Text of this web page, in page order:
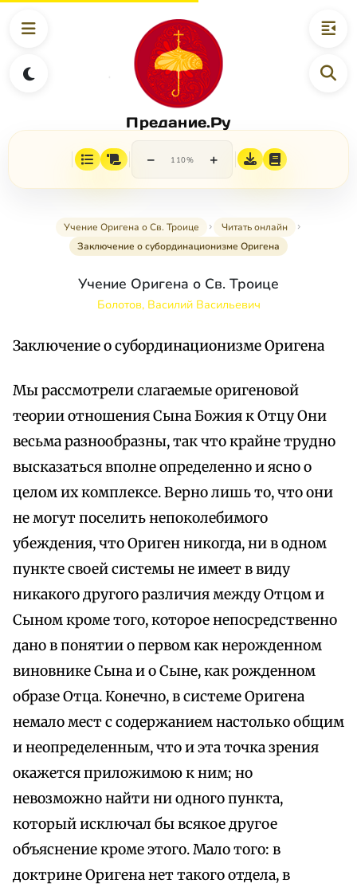
Предание.Ру
− 110% +
Учение Оригена о Св. Троице
Читать онлайн
Заключение о субординационизме Оригена
Учение Оригена о Св. Троице
Болотов, Василий Васильевич
Заключение о субординационизме Оригена
Мы рассмотрели слагаемые оригеновой
теории отношения Сына Божия к Отцу Они
весьма разнообразны, так что крайне трудно
высказаться вполне определенно и ясно о
целом их комплексе. Верно лишь то, что они
не могут поселить непоколебимого
убеждения, что Ориген никогда, ни в одном
пункте своей системы не имеет в виду
никакого другого различия между Отцом и
Сыном кроме того, которое непосредственно
дано в понятии о первом как нерожденном
виновнике Сына и о Сыне, как рожденном
образе Отца. Конечно, в системе Оригена
немало мест с содержанием настолько общим
и неопределенным, что и эта точка зрения
окажется приложимою к ним; но
невозможно найти ни одного пункта,
который исключал бы всякое другое
объяснение кроме этого. Мало того: в
доктрине Оригена нет такого отдела, в